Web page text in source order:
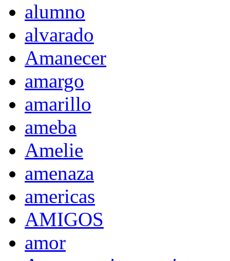
alumno
alvarado
Amanecer
amargo
amarillo
ameba
Amelie
amenaza
americas
AMIGOS
amor